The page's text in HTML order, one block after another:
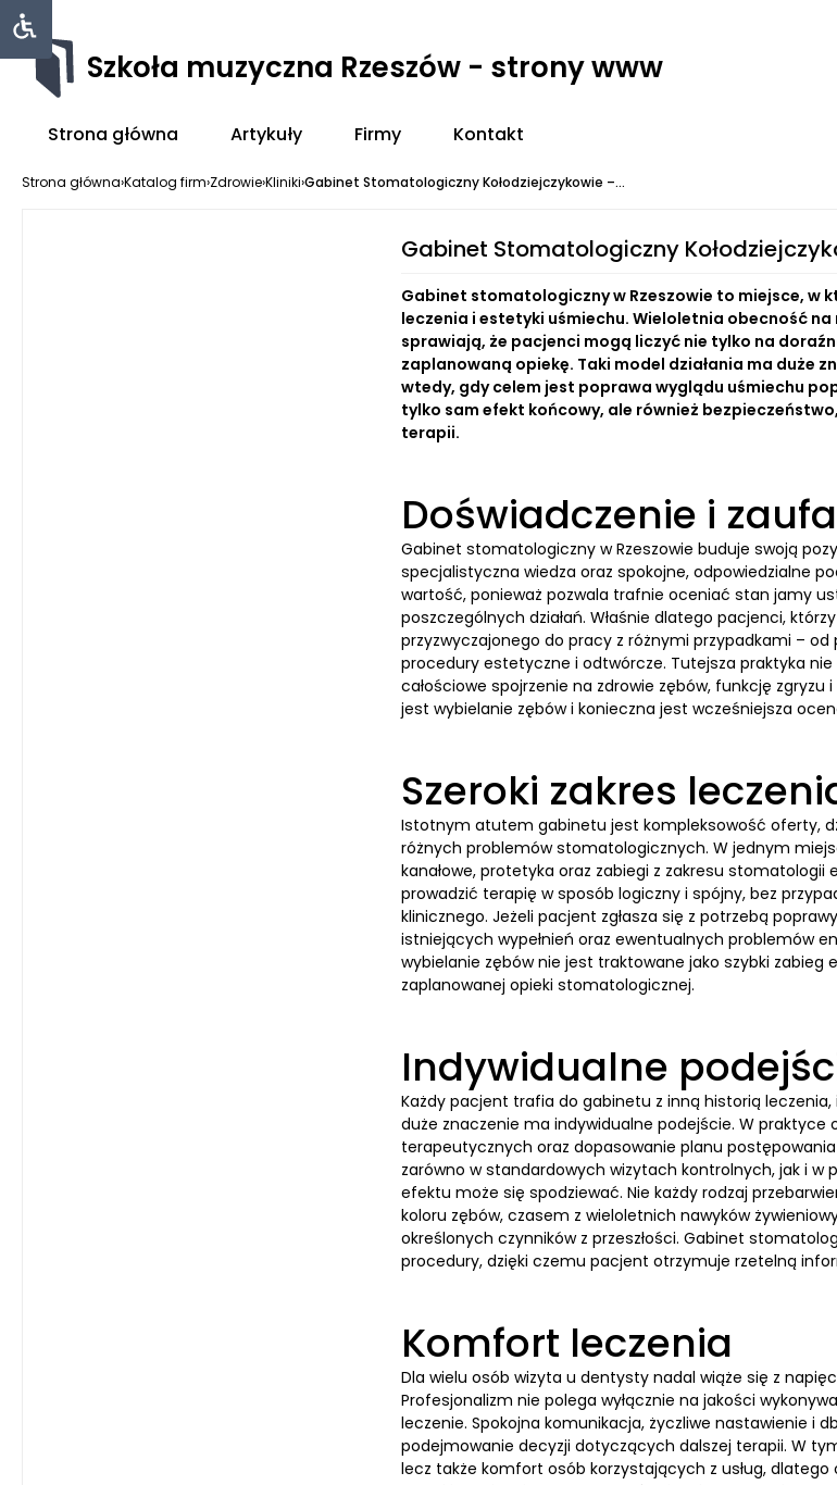
Szkoła muzyczna Rzeszów - strony www
Strona główna Artykuły Firmy Kontakt
Strona główna›Katalog firm›Zdrowie›Kliniki›Gabinet Stomatologiczny Kołodziejczykowie –...
Gabinet Stomatologiczny
Gabinet stomatologiczny w Rzeszowie to miejsce, w
leczenia i estetyki uśmiechu. Wieloletnia obecność
sprawiają, że pacjenci mogą liczyć nie tylko na
zaplanowaną opiekę. Taki model działania ma duże
wtedy, gdy celem jest poprawa wyglądu uśmiechu
tylko sam efekt końcowy, ale również
terapii.
Doświadczenie i
Gabinet stomatologiczny w Rzeszowie buduje swoją
specjalistyczna wiedza oraz spokojne, odpowiedzialne
wartość, ponieważ pozwala trafnie oceniać stan jamy
poszczególnych działań. Właśnie dlatego pacjenci,
przyzwyczajonego do pracy z różnymi przypadkami –
procedury estetyczne i odtwórcze. Tutejsza praktyka
całościowe spojrzenie na zdrowie zębów, funkcję
jest wybielanie zębów i konieczna jest wcześniejsza
Szeroki zakres
Istotnym atutem gabinetu jest kompleksowość oferty,
różnych problemów stomatologicznych. W jednym
kanałowe, protetyka oraz zabiegi z zakresu stomatologii
prowadzić terapię w sposób logiczny i spójny, bez
klinicznego. Jeżeli pacjent zgłasza się z potrzebą
istniejących wypełnień oraz ewentualnych problemów
wybielanie zębów nie jest traktowane jako szybki
zaplanowanej opieki stomatologicznej.
Indywidualne
Każdy pacjent trafia do gabinetu z inną historią
duże znaczenie ma indywidualne podejście. W
terapeutycznych oraz dopasowanie planu
zarówno w standardowych wizytach kontrolnych, jak i w
efektu może się spodziewać. Nie każdy rodzaj
koloru zębów, czasem z wieloletnich nawyków
określonych czynników z przeszłości. Gabinet
procedury, dzięki czemu pacjent otrzymuje rzetelną
Komfort leczenia
Dla wielu osób wizyta u dentysty nadal wiąże się z
Profesjonalizm nie polega wyłącznie na jakości
leczenie. Spokojna komunikacja, życzliwe nastawienie i
podejmowanie decyzji dotyczących dalszej terapii. W
lecz także komfort osób korzystających z usług,